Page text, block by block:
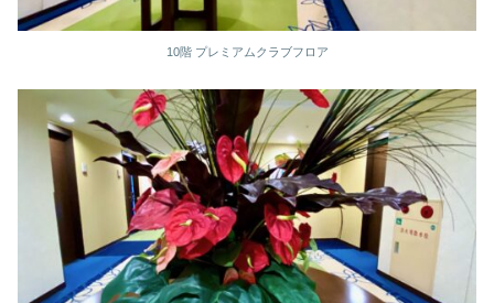
10階 プレミアムクラブフロア